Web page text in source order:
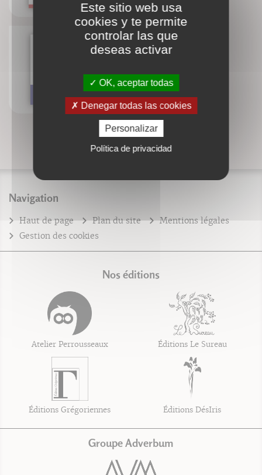
Marie-Laure Potel
Navigation
Haut de page Plan du site
Mentions légales
Gestion des cookies
Nos éditions
Atelier Perrousseaux Éditions Le Sureau
Éditions Grégoriennes Éditions DésIris
Groupe Adverbum
Este sitio web usa
cookies y te permite
controlar las que
deseas activar
OK, aceptar todas
Denegar todas las cookies
Personalizar
Política de privacidad